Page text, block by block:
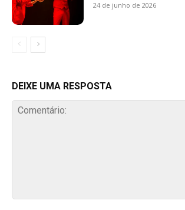
24 de junho de 2026
DEIXE UMA RESPOSTA